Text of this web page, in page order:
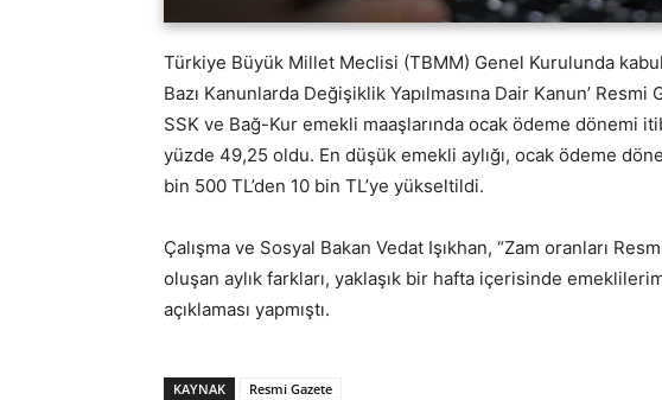
Türkiye Büyük Millet Meclisi (TBMM) Genel Kurulunda
Bazı Kanunlarda Değişiklik Yapılmasına Dair Kanun’ Resmi
SSK ve Bağ-Kur emekli maaşlarında ocak ödeme dönemi
yüzde 49,25 oldu. En düşük emekli aylığı, ocak ödeme
bin 500 TL’den 10 bin TL’ye yükseltildi.
Çalışma ve Sosyal Bakan Vedat Işıkhan, “Zam oranları
oluşan aylık farkları, yaklaşık bir hafta içerisinde
açıklaması yapmıştı.
KAYNAK Resmi Gazete